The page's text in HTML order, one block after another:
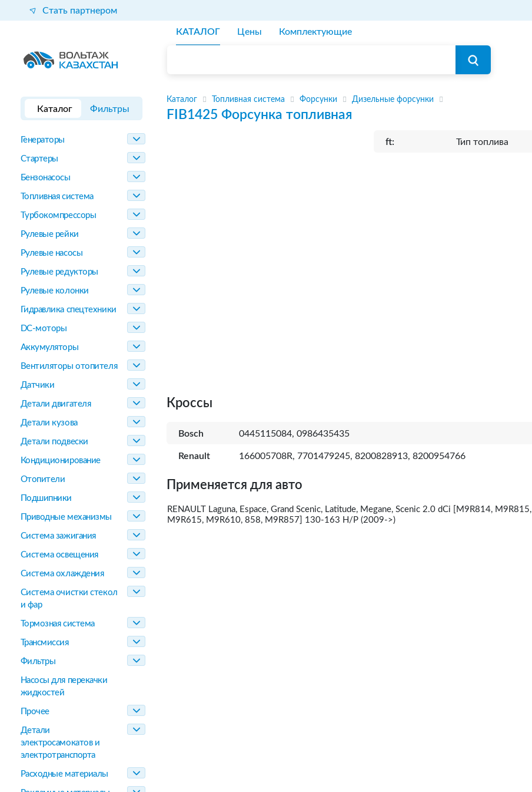
Стать партнером
КАТАЛОГ Цены Комплектующие
Каталог Фильтры
Генераторы
Стартеры
Бензонасосы
Топливная система
Турбокомпрессоры
Рулевые рейки
Рулевые насосы
Рулевые редукторы
Рулевые колонки
Гидравлика спецтехники
DC-моторы
Аккумуляторы
Вентиляторы отопителя
Датчики
Детали двигателя
Детали кузова
Детали подвески
Кондиционирование
Отопители
Подшипники
Приводные механизмы
Система зажигания
Система освещения
Система охлаждения
Система очистки стекол
и фар
Тормозная система
Трансмиссия
Фильтры
Насосы для перекачки
жидкостей
Прочее
Детали
электросамокатов и
электротранспорта
Расходные материалы
Каталог Топливная система Форсунки Дизельные форсунки
FIB1425 Форсунка топливная
ft: Тип топлива
Кроссы
Bosch 0445115084, 0986435435
Renault 166005708R, 7701479245, 8200828913, 8200954766
Применяется для авто
RENAULT Laguna, Espace, Grand Scenic, Latitude, Megane, Scenic 2.0 dCi [M9R814, M9R815,
M9R615, M9R610, 858, M9R857] 130-163 H/P (2009->)